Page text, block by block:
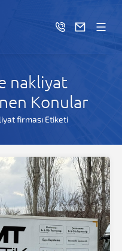
nakliyat
Konular
firması Etiketi